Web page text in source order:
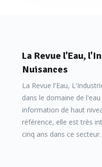
La Revue l'Eau,
Nuisances
La Revue l'Eau,
dans le domaine de
information de haut
référence, elle est très
cinq ans dans ce secteur.